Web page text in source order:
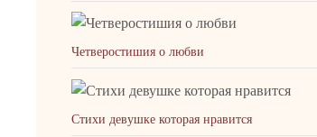
Четверостишия о любви
Стихи девушке которая нравится